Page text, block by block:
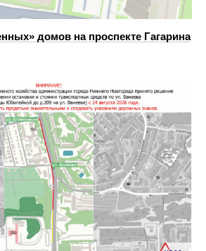
домов на проспекте Гагарина